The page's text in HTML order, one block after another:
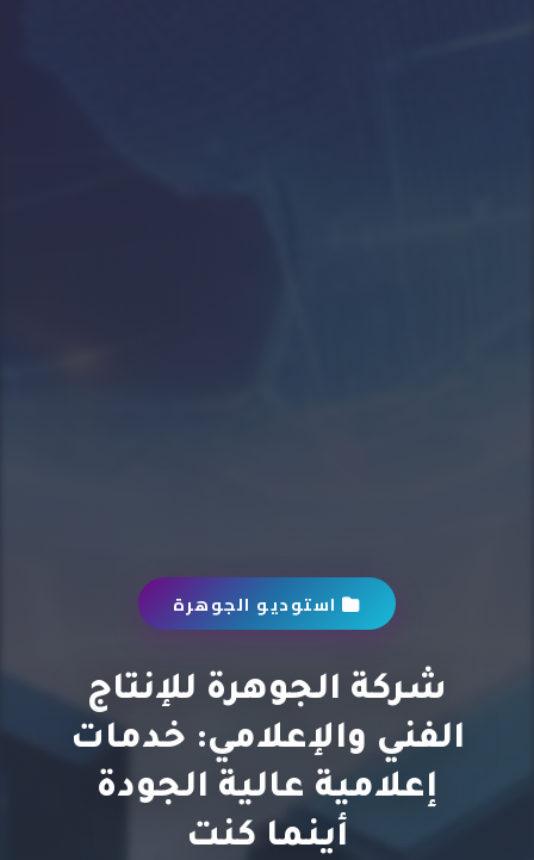
استوديو الجوهرة
شركة الجوهرة للإنتاج
الفني والإعلامي: خدمات
إعلامية عالية الجودة
أينما كنت